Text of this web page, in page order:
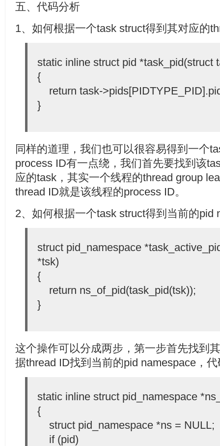
五、代码分析
1、如何根据一个task struct得到其对应的
static inline struct pid *task_pid(struct
{
return task-
}
同样的道理，我们也可以很容易得到一个
process ID有一点绕，我们首先要找到该
应的task，其实一个线程的thread group
thread ID就是该线程的process ID。
2、如何根据一个task struct得到当前的pid
struct pid_namespace
*tsk)
{
return ns_of_pid(task_pid(tsk));
}
这个操作可以分成两步，第一步首先找到
据thread ID找到当前的pid namespace，
static inline struct pid_namespace
{
struct pid_namespace *ns = NULL;
if (pid)